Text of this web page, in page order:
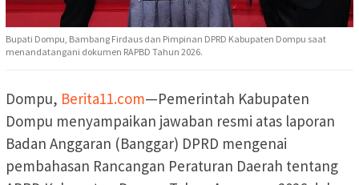
Bupati Dompu, Bambang Firdaus dan Pimpinan DPRD Kabupaten Dompu saat
menandatangani dokumen RAPBD Tahun 2026.
Dompu, Berita11.com—Pemerintah Kabupaten
Dompu menyampaikan jawaban resmi atas laporan
Badan Anggaran (Banggar) DPRD mengenai
pembahasan Rancangan Peraturan Daerah tentang